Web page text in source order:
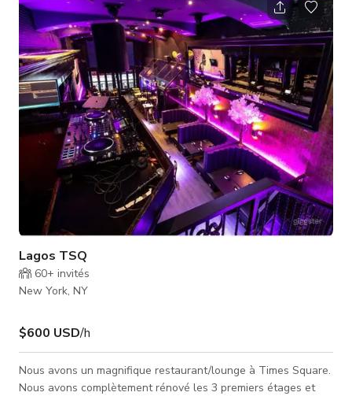
organiser tout événement selon vos spécifications et faisons
de notre mieux pour le rendre mémorable. Cette annonce
concerne la location de notre bar principal dans son
intégralité et inclu
Lagos TSQ
60+ invités
New York, NY
$600 USD/h
Nous avons un magnifique restaurant/lounge à Times Square.
Nous avons complètement rénové les 3 premiers étages et